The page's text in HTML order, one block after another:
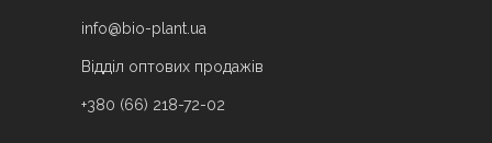
info@bio-plant.ua
Відділ оптових продажів
+380 (66) 218-72-02